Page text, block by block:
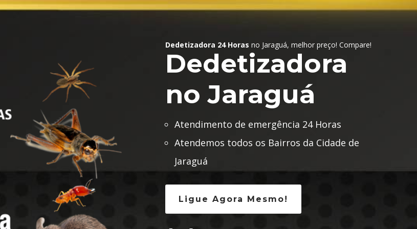
Dedetizadora 24 Horas no Jaraguá, melhor preço! Compare!
Dedetizadora
no Jaraguá
Atendimento de emergência 24 Horas
Atendemos todos os Bairros da Cidade de
Jaraguá
Ligue Agora Mesmo!